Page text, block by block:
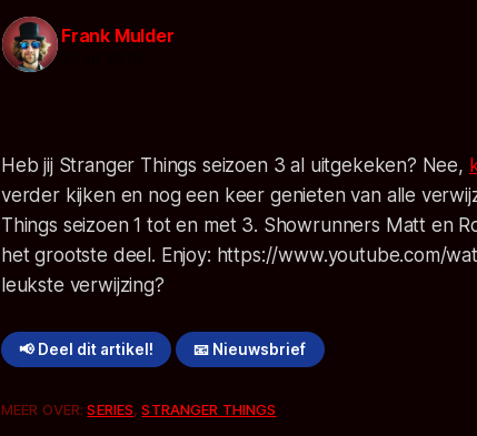
Frank Mulder
Heb jij Stranger Things seizoen 3 al uitgekeken? Nee,
verder kijken en nog een keer genieten van alle
Things seizoen 1 tot en met 3. Showrunners Matt en
het grootste deel. Enjoy: https://www.youtube.com/
leukste verwijzing?
📢 Deel dit artikel! 📧 Nieuwsbrief
MEER OVER:SERIES,STRANGER THINGS